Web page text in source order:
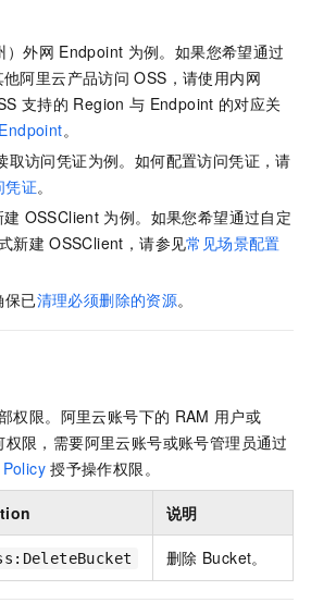
）外网 Endpoint 为例。如果您希望通过
阿里云产品访问 OSS，请使用内网
支持的 Region 与 Endpoint 的对应关
Endpoint。
取访问凭证为例。如何配置访问凭证，请
凭证。
OSSClient 为例。如果您希望通过自定
新建 OSSClient，请参见常见场景配置
保已清理必须删除的资源。
权限。阿里云账号下的 RAM 用户或
限，需要阿里云账号或账号管理员通过
授予操作权限。
说明
删除 Bucket。